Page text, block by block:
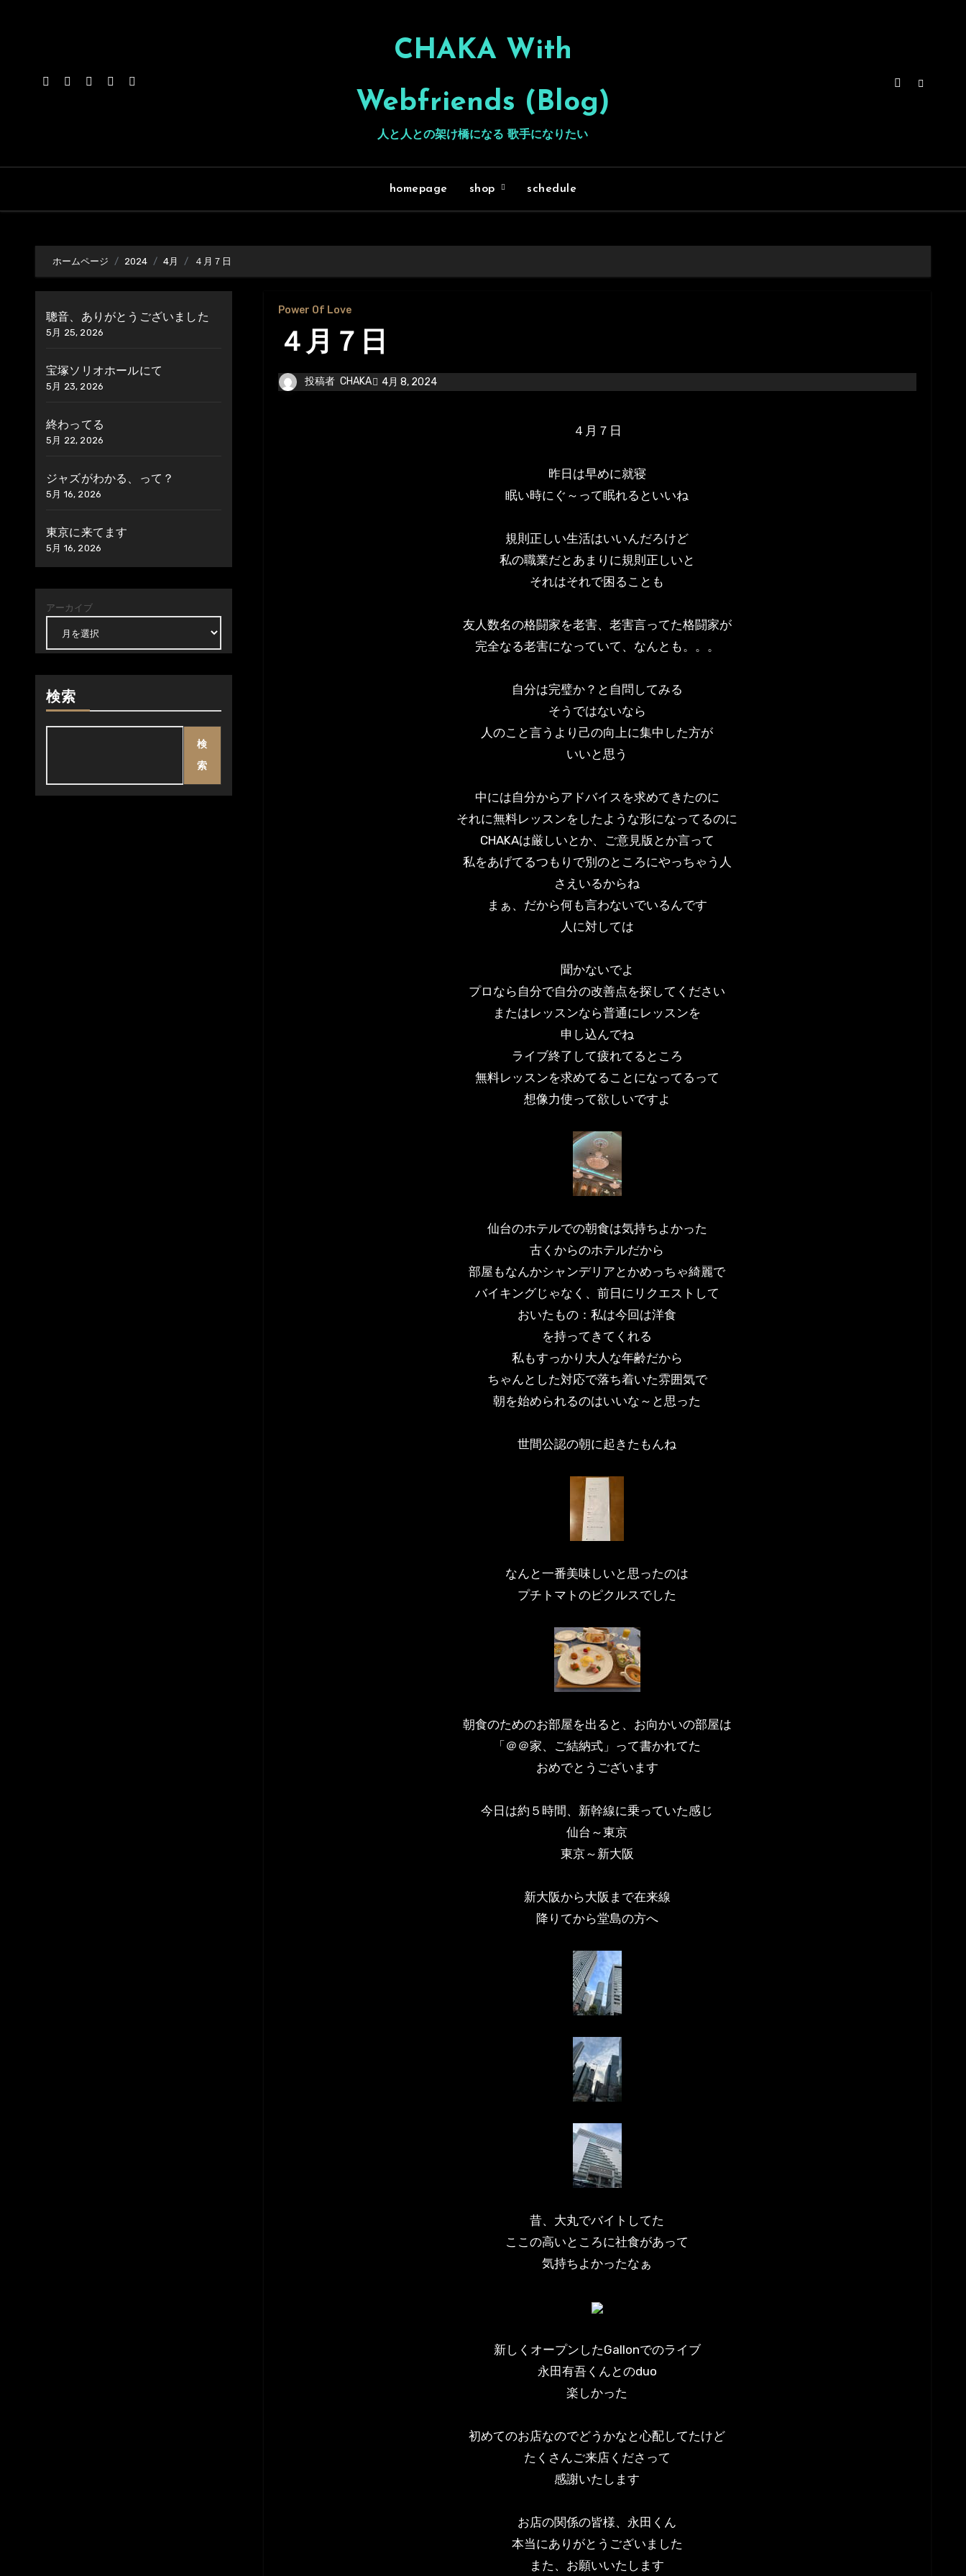
CHAKA With
Webfriends (Blog)
人と人との架け橋になる 歌手になりたい
homepage shop schedule
ホームページ 2024 4月 ４月７日
聰音、ありがとうございました
5月 25, 2026
宝塚ソリオホールにて
5月 23, 2026
終わってる
5月 22, 2026
ジャズがわかる、って？
5月 16, 2026
東京に来てます
5月 16, 2026
アーカイブ
検索
検
索
Power Of Love
４月７日
投稿者 CHAKA 4月 8, 2024
４月７日
昨日は早めに就寝
眠い時にぐ～って眠れるといいね
規則正しい生活はいいんだろけど
私の職業だとあまりに規則正しいと
それはそれで困ることも
友人数名の格闘家を老害、老害言ってた格闘家が
完全なる老害になっていて、なんとも。。。
自分は完璧か？と自問してみる
そうではないなら
人のこと言うより己の向上に集中した方が
いいと思う
中には自分からアドバイスを求めてきたのに
それに無料レッスンをしたような形になってるのに
CHAKAは厳しいとか、ご意見版とか言って
私をあげてるつもりで別のところにやっちゃう人
さえいるからね
まぁ、だから何も言わないでいるんです
人に対しては
聞かないでよ
プロなら自分で自分の改善点を探してください
またはレッスンなら普通にレッスンを
申し込んでね
ライブ終了して疲れてるところ
無料レッスンを求めてることになってるって
想像力使って欲しいですよ
仙台のホテルでの朝食は気持ちよかった
古くからのホテルだから
部屋もなんかシャンデリアとかめっちゃ綺麗で
バイキングじゃなく、前日にリクエストして
おいたもの：私は今回は洋食
を持ってきてくれる
私もすっかり大人な年齢だから
ちゃんとした対応で落ち着いた雰囲気で
朝を始められるのはいいな～と思った
世間公認の朝に起きたもんね
なんと一番美味しいと思ったのは
プチトマトのピクルスでした
朝食のためのお部屋を出ると、お向かいの部屋は
「＠＠家、ご結納式」って書かれてた
おめでとうございます
今日は約５時間、新幹線に乗っていた感じ
仙台～東京
東京～新大阪
新大阪から大阪まで在来線
降りてから堂島の方へ
昔、大丸でバイトしてた
ここの高いところに社食があって
気持ちよかったなぁ
新しくオープンしたGallonでのライブ
永田有吾くんとのduo
楽しかった
初めてのお店なのでどうかなと心配してたけど
たくさんご来店くださって
感謝いたします
お店の関係の皆様、永田くん
本当にありがとうございました
また、お願いいたします